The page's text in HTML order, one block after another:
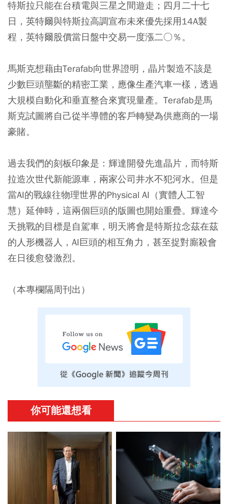
特斯拉只能在台積電與三星之間遊走；四月二十七
日，英特爾與特斯拉高調宣布未來優先採用14A製
程，英特爾股價當日盤中交易一度漲二○％。
馬斯克想藉由Terafab向世界證明，晶片製造不該是
少數巨頭壟斷的精密工業，應像生產汽車一樣，透過
大規模自動化和垂直整合來實現量產。Terafab是馬
斯克試圖將自己從半導體的客戶轉變為供應商的一場
豪賭。
過去我們的刻板印象是：輝達開發先進晶片，而特斯
拉造次世代新能源車，兩家公司井水不犯河水。但是
當AI的戰線往物理世界的Physical AI（實體人工智
慧）延伸時，這兩個巨頭的版圖也開始重疊。輝達今
天挑戰的目標是自駕車，明天將會是特斯拉念茲在茲
的人形機器人，AI巨頭的相互角力，甚至捉對廝殺會
在日後愈發激烈。
（本專欄隔周刊出）